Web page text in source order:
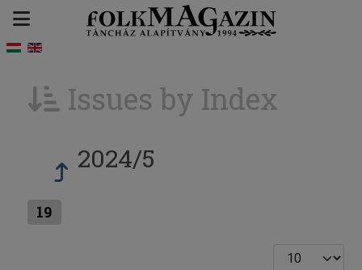
Issues by Index
2024/5
19
Display #